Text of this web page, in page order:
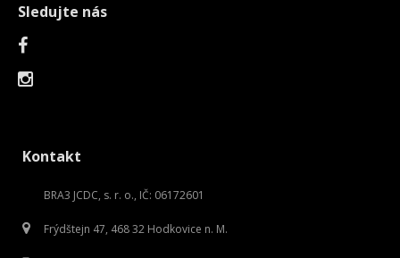
Sledujte nás
Kontakt
BRA3 JCDC, s. r. o., IČ: 06172601
Frýdštejn 47, 468 32 Hodkovice n. M.